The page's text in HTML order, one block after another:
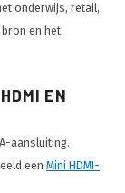
onderwijs, retail,
en het
EN
aansluiting.
een Mini HDMI-